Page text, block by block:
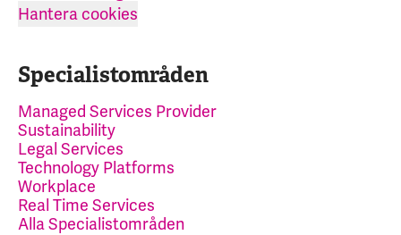
Hantera cookies
Specialistområden
Managed Services Provider
Sustainability
Legal Services
Technology Platforms
Workplace
Real Time Services
Alla Specialistområden